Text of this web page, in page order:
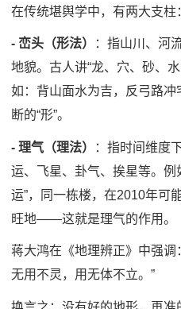
在传统堪舆学中，有两大支柱
- 峦头（形法）
：指山川、河
地貌。古人讲“龙、穴、砂、
如：背山面水为吉，反弓路冲
断的“形”。
- 理气（理法）
：指时间维度
运、飞星、卦气、挨星等。例
运”，同一栋楼，在2010年可
旺地——这就是理气的作用。
蒋大鸿在《地理辨正》中强调
无用不灵，用无体不立。”